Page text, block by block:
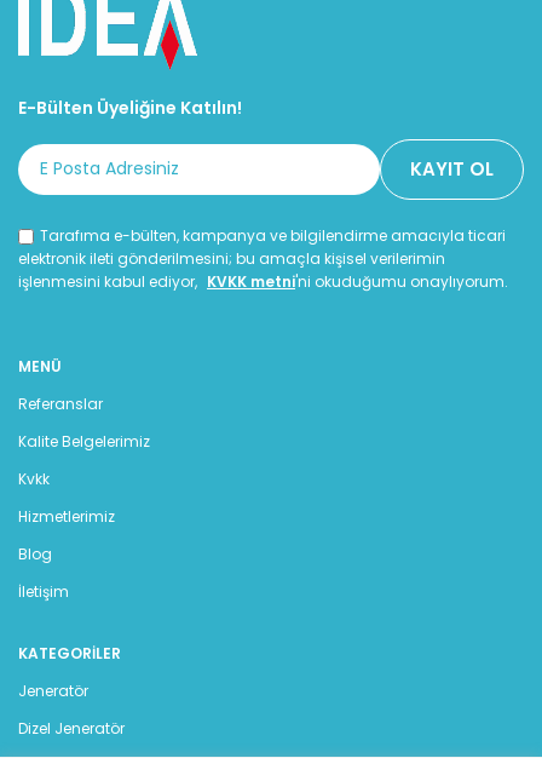
E-Bülten Üyeliğine Katılın!
Tarafıma e-bülten, kampanya ve bilgilendirme amacıyla ticari
elektronik ileti gönderilmesini; bu amaçla kişisel verilerimin
işlenmesini kabul ediyor, KVKK metni'ni okuduğumu onaylıyorum.
MENÜ
Referanslar
Kalite Belgelerimiz
Kvkk
Hizmetlerimiz
Blog
İletişim
KATEGORILER
Jeneratör
Dizel Jeneratör